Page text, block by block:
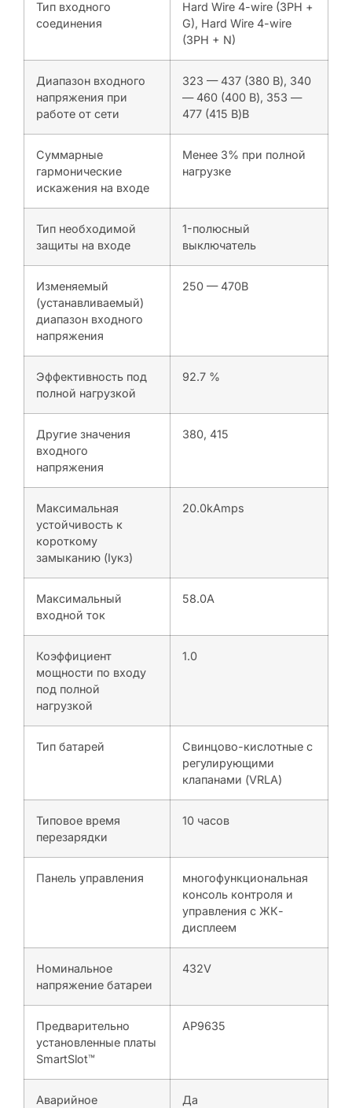
Тип входного
соединения
Hard Wire 4-wire (3PH +
G), Hard Wire 4-wire
(3PH + N)
Диапазон входного
напряжения при
работе от сети
323 — 437 (380 В), 340
— 460 (400 В), 353 —
477 (415 В)В
Суммарные
гармонические
искажения на входе
Менее 3% при полной
нагрузке
Тип необходимой
защиты на входе
1-полюсный
выключатель
Изменяемый
(устанавливаемый)
диапазон входного
напряжения
250 — 470В
Эффективность под
полной нагрузкой
92.7 %
Другие значения
входного
напряжения
380, 415
Максимальная
устойчивость к
короткому
замыканию (Iукз)
20.0kAmps
Максимальный
входной ток
58.0A
Коэффициент
мощности по входу
под полной
нагрузкой
1.0
Тип батарей
Свинцово-кислотные с
регулирующими
клапанами (VRLA)
Типовое время
перезарядки
10 часов
Панель управления
многофункциональная
консоль контроля и
управления с ЖК-
дисплеем
Номинальное
напряжение батареи
432V
Предварительно
установленные платы
SmartSlot™
AP9635
Аварийное
Да